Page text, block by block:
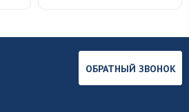
ОБРАТНЫЙ ЗВОНОК